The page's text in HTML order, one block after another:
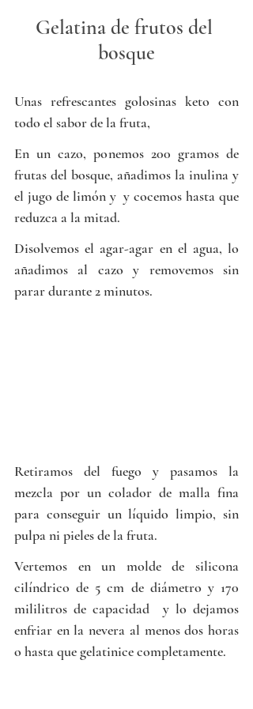
Gelatina de frutos del
bosque
Unas refrescantes golosinas keto con
todo el sabor de la fruta,
En un cazo, ponemos 200 gramos de
frutas del bosque, añadimos la inulina y
el jugo de limón y  y cocemos hasta que
reduzca a la mitad.
Disolvemos el agar-agar en el agua, lo
añadimos al cazo y removemos sin
parar durante 2 minutos.
Retiramos del fuego y pasamos la
mezcla por un colador de malla fina
para conseguir un líquido limpio, sin
pulpa ni pieles de la fruta.
Vertemos en un molde de silicona
cilíndrico de 5 cm de diámetro y 170
mililitros de capacidad  y lo dejamos
enfriar en la nevera al menos dos horas
o hasta que gelatinice completamente.